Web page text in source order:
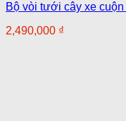
Bộ vòi tưới cây xe
2,490,000 ₫